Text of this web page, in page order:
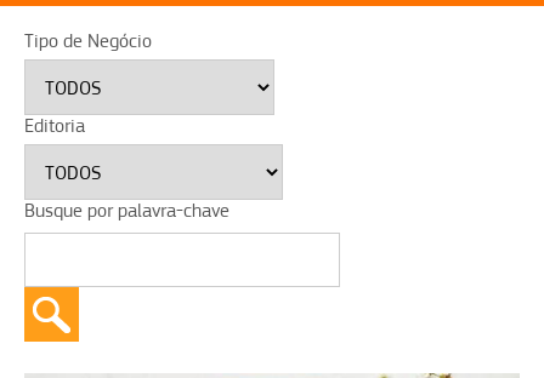
Tipo de Negócio
Editoria
Busque por palavra-chave